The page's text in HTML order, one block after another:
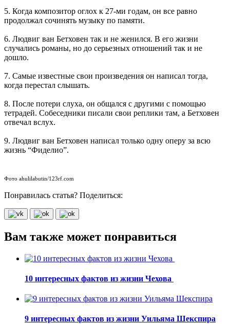
5. Когда композитор оглох к 27-ми годам, он все равно
продолжал сочинять музыку по памяти.
6. Людвиг ван Бетховен так и не женился. В его жизни
случались романы, но до серьезных отношений так и не
дошло.
7. Самые известные свои произведения он написал тогда,
когда перестал слышать.
8. После потери слуха, он общался с другими с помощью
тетрадей. Собеседники писали свои реплики там, а Бетховен
отвечал вслух.
9. Людвиг ван Бетховен написал только одну оперу за всю
жизнь “Фиделио”.
Фото ahulilabutin/123rf.com
Понравилась статья? Поделиться:
Вам также может понравиться
10 интересных фактов из жизни Чехова
9 интересных фактов из жизни Уильяма Шекспира